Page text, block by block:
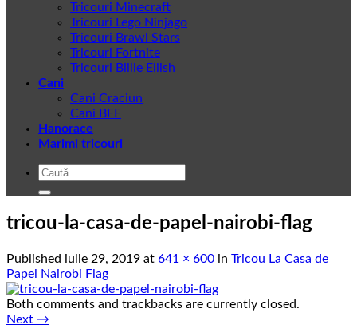
Tricouri Minecraft
Tricouri Lego Ninjago
Tricouri Brawl Stars
Tricouri Fortnite
Tricouri Billie Eilish
Cani
Cani Craciun
Cani BFF
Hanorace
Marimi tricouri
Caută
tricou-la-casa-de-papel-nairobi-flag
Published iulie 29, 2019 at 641 × 600 in Tricou La Casa de
Papel Nairobi Flag
Both comments and trackbacks are currently closed.
Next →